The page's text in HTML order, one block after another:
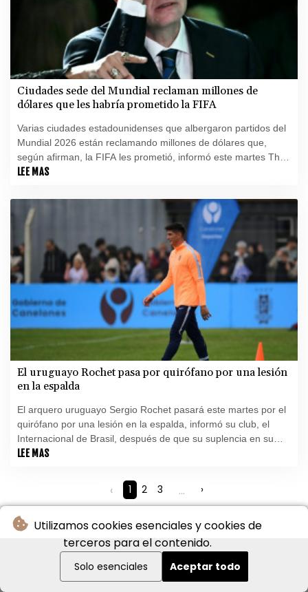
Utilizamos cookies esenciales y cookies de
terceros para el contenido.
Solo esenciales Aceptar todo
Ciudades sede del Mundial reclaman millones de
dólares que les habría prometido la FIFA
Varias ciudades estadounidenses que albergaron partidos del
Mundial 2026 están reclamando millones de dólares que,
según afirman, la FIFA les prometió, informó este martes The
Athletic.
LEE MAS
El uruguayo Rochet pasa por quirófano por una lesión
en la espalda
El arquero uruguayo Sergio Rochet pasará este martes por el
quirófano por una lesión en la espalda, informó su club, el
Internacional de Brasil, después de que su suplencia en su
selección durante el Mundial 2026 fuese muy cuestionada.
LEE MAS
‹ 1 2 3 ... ›